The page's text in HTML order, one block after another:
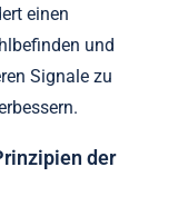
einen
und
Signale zu
der